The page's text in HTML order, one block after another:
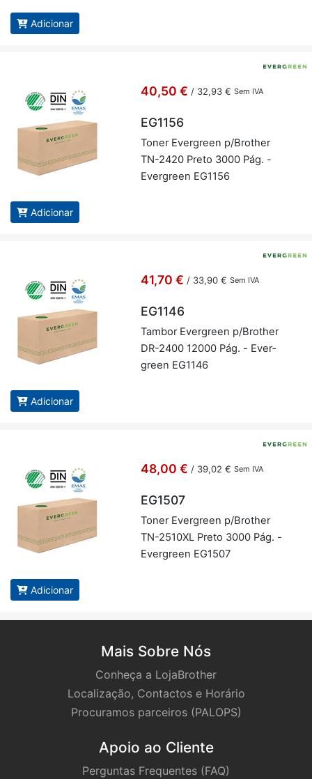
Adicionar
40,50 € / 32,93 € Sem IVA
EG1156
Toner Ever­green p/Brother
TN-2420 Preto 3000 Pág. -
Ever­green EG1156
Adicionar
41,70 € / 33,90 € Sem IVA
EG1146
Tambor Ever­green p/Brother
DR-2400 12000 Pág. - Ever­
green EG1146
Adicionar
48,00 € / 39,02 € Sem IVA
EG1507
Toner Ever­green p/Brother
TN-2510XL Preto 3000 Pág. -
Ever­green EG1507
Adicionar
Mais Sobre Nós
Conheça a LojaBrother
Localização, Contactos e Horário
Procuramos parceiros (PALOPS)
Apoio ao Cliente
Perguntas Frequentes (FAQ)